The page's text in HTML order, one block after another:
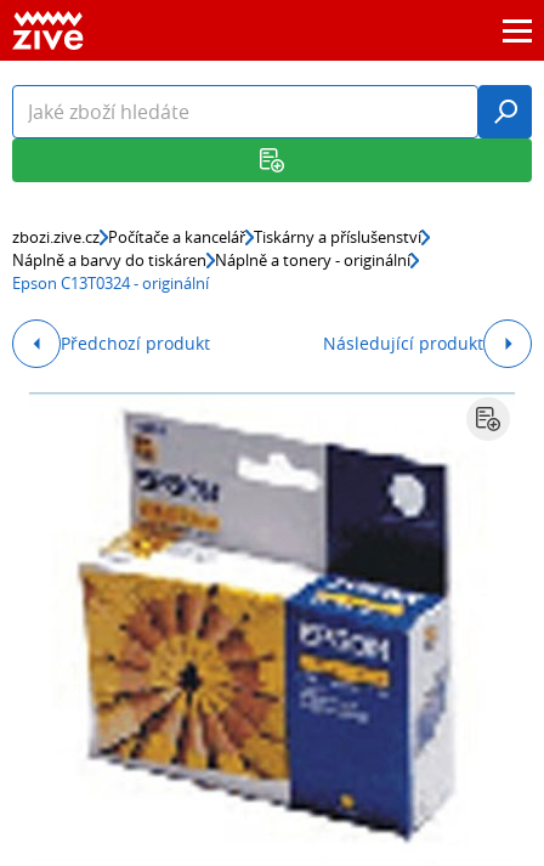
zbozi.zive.cz Počítače a kancelář Tiskárny a příslušenství
Náplně a barvy do tiskáren Náplně a tonery - originální
Epson C13T0324 - originální
Předchozí produkt Následující produkt